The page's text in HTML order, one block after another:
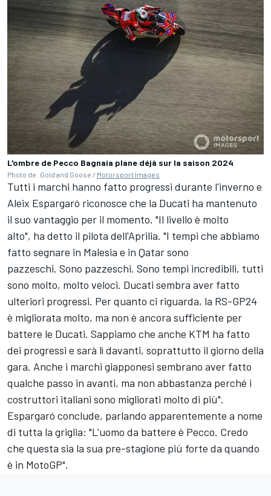
L'ombre de Pecco Bagnaia plane déjà sur la saison 2024
Photo de: Gold and Goose / Motorsport Images
Tutti i marchi hanno fatto progressi durante l'inverno e
Aleix Espargaró riconosce che la Ducati ha mantenuto
il suo vantaggio per il momento. "Il livello è molto
alto", ha detto il pilota dell'Aprilia. "I tempi che abbiamo
fatto segnare in Malesia e in Qatar sono
pazzeschi. Sono pazzeschi. Sono tempi incredibili, tutti
sono molto, molto veloci. Ducati sembra aver fatto
ulteriori progressi. Per quanto ci riguarda, la RS-GP24
è migliorata molto, ma non è ancora sufficiente per
battere le Ducati. Sappiamo che anche KTM ha fatto
dei progressi e sarà lì davanti, soprattutto il giorno della
gara. Anche i marchi giapponesi sembrano aver fatto
qualche passo in avanti, ma non abbastanza perché i
costruttori italiani sono migliorati molto di più".
Espargaró conclude, parlando apparentemente a nome
di tutta la griglia: "L'uomo da battere è Pecco. Credo
che questa sia la sua pre-stagione più forte da quando
è in MotoGP".